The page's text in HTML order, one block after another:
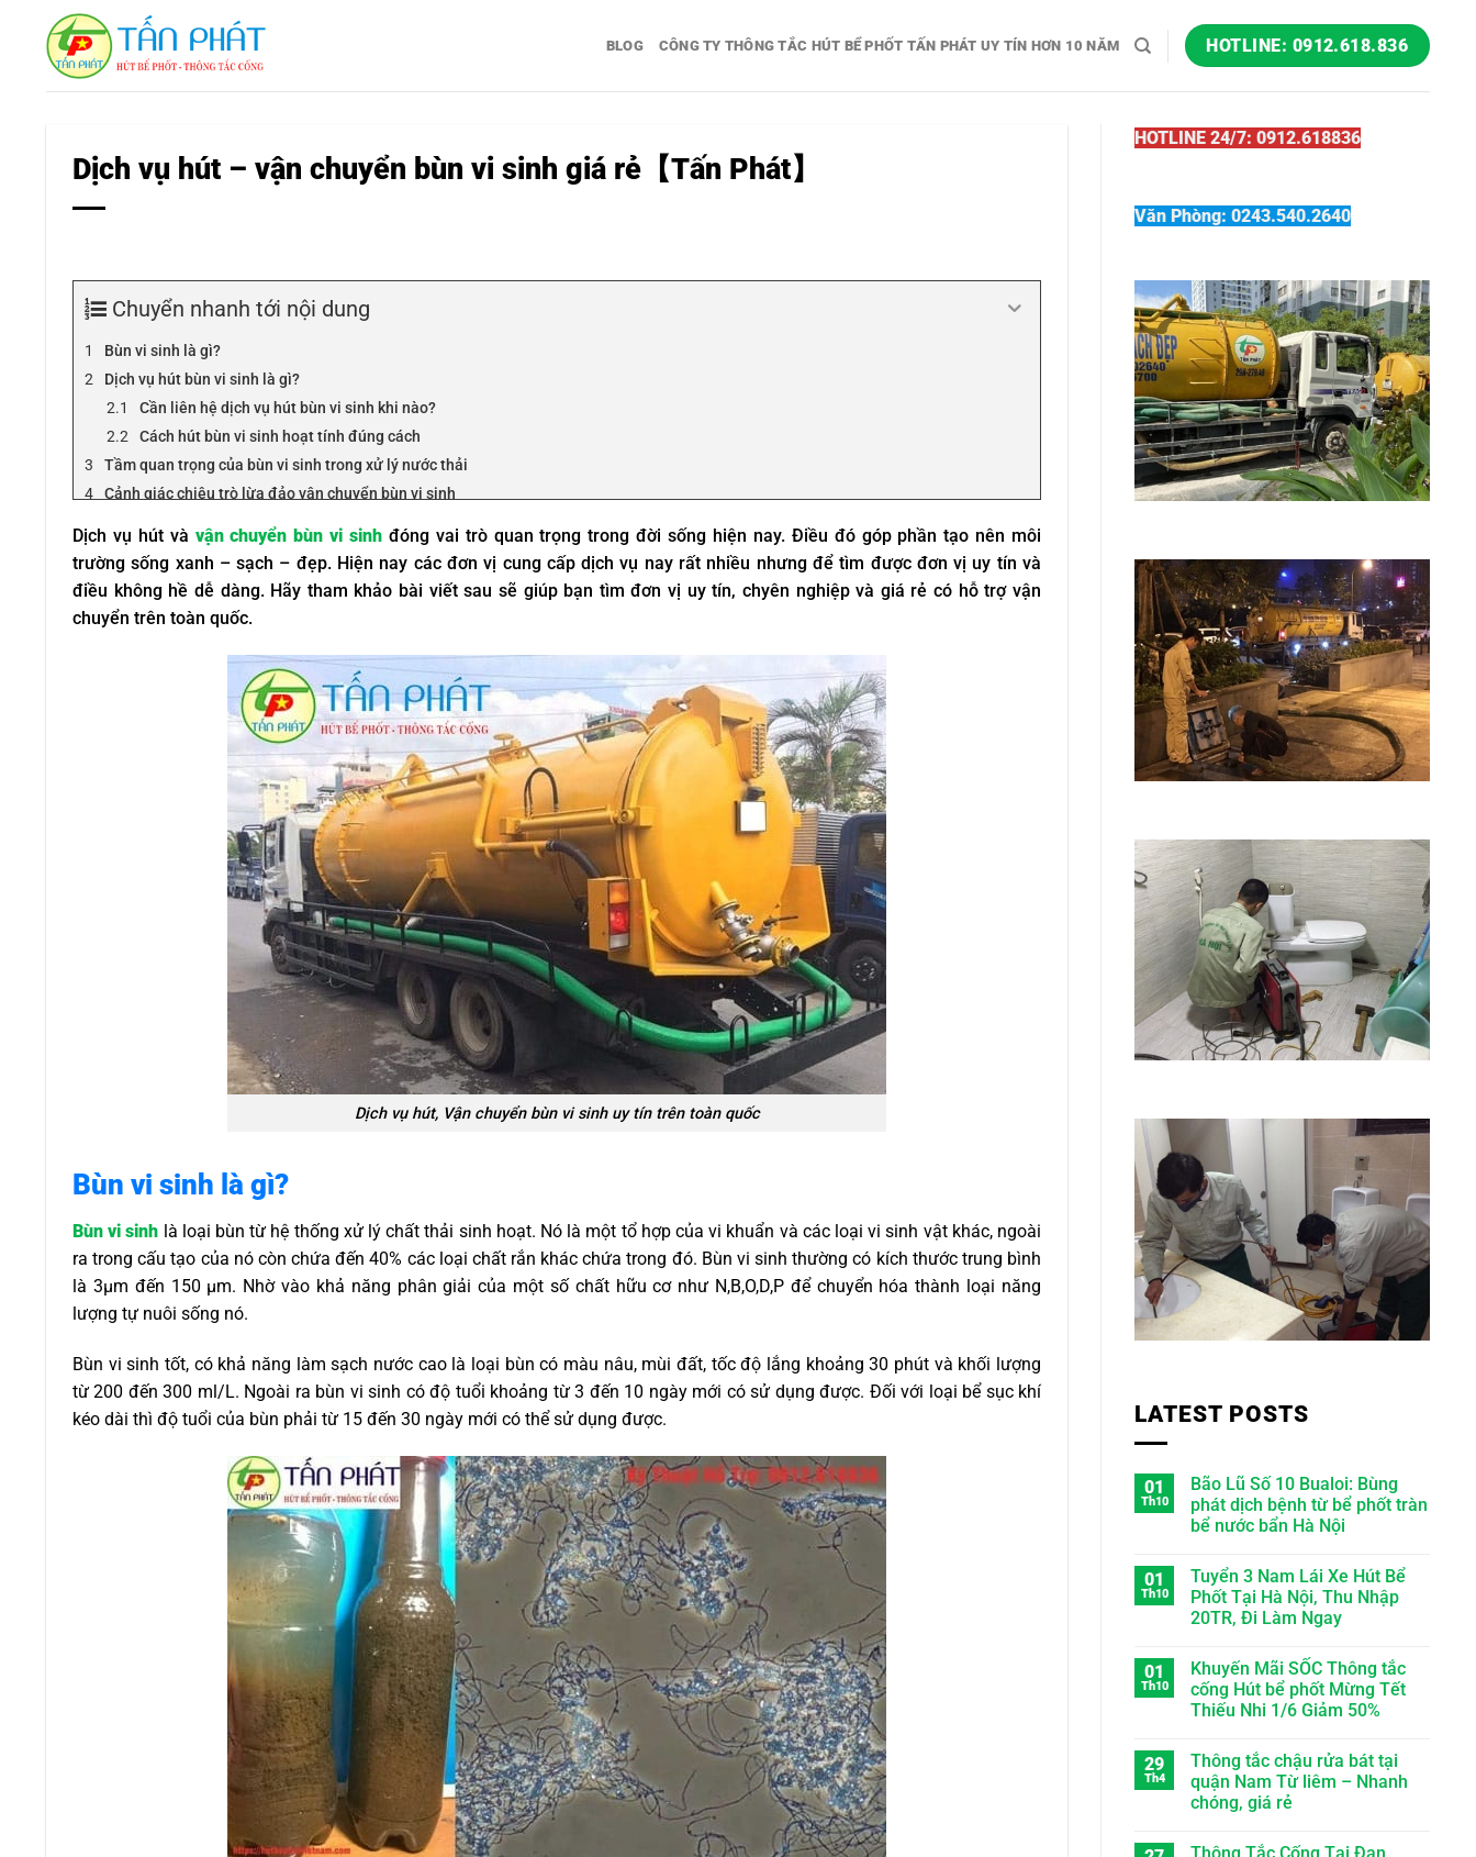
BLOG CÔNG TY THÔNG TẮC HÚT BỂ PHỐT TẤN PHÁT UY TÍN HƠN 10 NĂM HOTLINE: 0912.618.836
Dịch vụ hút – vận chuyển bùn vi sinh giá rẻ【Tấn Phát】
Chuyển nhanh tới nội dung
Bùn vi sinh là gì?
Dịch vụ hút bùn vi sinh là gì?
Cần liên hệ dịch vụ hút bùn vi sinh khi nào?
Cách hút bùn vi sinh hoạt tính đúng cách
Tầm quan trọng của bùn vi sinh trong xử lý nước thải
Cảnh giác chiêu trò lừa đảo vận chuyển bùn vi sinh
Vì sao nên chọn dịch vụ vận chuyển bùn vi sinh của Tấn Phát?
Các bước vận chuyển bùn vi sinh chuyên nghiệp của Tấn Phát
Chi phí hút bùn vi sinh mới nhất
Giới thiệu công ty
Cam kết của Tấn Phát
Một số công ty xử lý nước thải mà Tấn Phát đã thực hiện vận chuyển bùn vi sinh
Dịch vụ hút và vận chuyển bùn vi sinh đóng vai trò quan trọng trong đời sống hiện nay. Điều đó góp phần tạo nên môi
trường sống xanh – sạch – đẹp. Hiện nay các đơn vị cung cấp dịch vụ nay rất nhiều nhưng để tìm được đơn vị uy tín và
điều không hề dễ dàng. Hãy tham khảo bài viết sau sẽ giúp bạn tìm đơn vị uy tín, chyên nghiệp và giá rẻ có hỗ trợ vận
chuyển trên toàn quốc.
Dịch vụ hút, Vận chuyển bùn vi sinh uy tín trên toàn quốc
Bùn vi sinh là gì?
Bùn vi sinh là loại bùn từ hệ thống xử lý chất thải sinh hoạt. Nó là một tổ hợp của vi khuẩn và các loại vi sinh vật khác, ngoài
ra trong cấu tạo của nó còn chứa đến 40% các loại chất rắn khác chứa trong đó. Bùn vi sinh thường có kích thước trung bình
là 3µm đến 150 µm. Nhờ vào khả năng phân giải của một số chất hữu cơ như N,B,O,D,P để chuyển hóa thành loại năng
lượng tự nuôi sống nó.
Bùn vi sinh tốt, có khả năng làm sạch nước cao là loại bùn có màu nâu, mùi đất, tốc độ lắng khoảng 30 phút và khối lượng
từ 200 đến 300 ml/L. Ngoài ra bùn vi sinh có độ tuổi khoảng từ 3 đến 10 ngày mới có sử dụng được. Đối với loại bể sục khí
kéo dài thì độ tuổi của bùn phải từ 15 đến 30 ngày mới có thể sử dụng được.
HOTLINE 24/7: 0912.618836
Văn Phòng: 0243.540.2640
LATEST POSTS
01
Th10
Bão Lũ Số 10 Bualoi: Bùng
phát dịch bệnh từ bể phốt tràn
bể nước bẩn Hà Nội
01
Th10
Tuyển 3 Nam Lái Xe Hút Bể
Phốt Tại Hà Nội, Thu Nhập
20TR, Đi Làm Ngay
01
Th10
Khuyến Mãi SỐC Thông tắc
cống Hút bể phốt Mừng Tết
Thiếu Nhi 1/6 Giảm 50%
29
Th4
Thông tắc chậu rửa bát tại
quận Nam Từ liêm – Nhanh
chóng, giá rẻ
Thông Tắc Cống Tại Đan